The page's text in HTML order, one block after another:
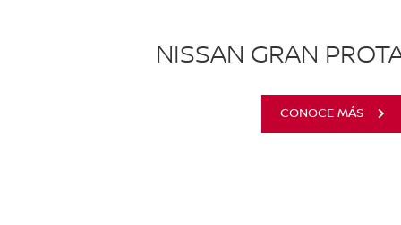
NISSAN GRAN
CONOCE MÁS